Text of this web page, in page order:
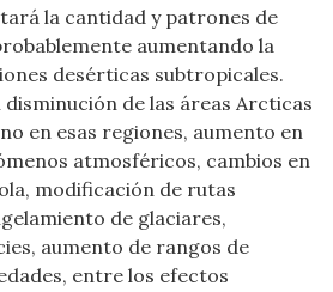
la cantidad y patrones de
aumentando la
desérticas subtropicales.
de las áreas Arcticas
en esas regiones, aumento en
atmosféricos, cambios en
modificación de rutas
de glaciares,
aumento de rangos de
entre los efectos